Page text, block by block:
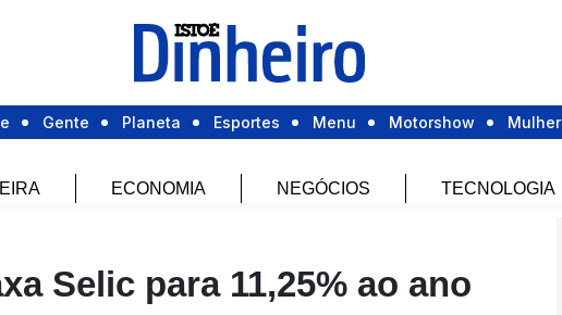
Gente Planeta Esportes Menu Motorshow Mulher
ECONOMIA NEGÓCIOS TECNOLOGIA
Selic para 11,25% ao ano